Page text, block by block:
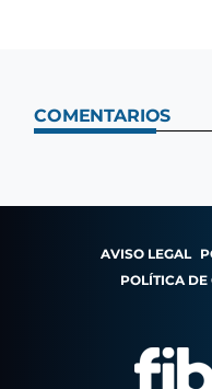
COMENTARIOS
AVISO LEGAL
POLÍTICA DE